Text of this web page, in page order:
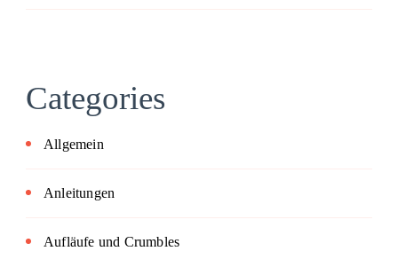
Categories
Allgemein
Anleitungen
Aufläufe und Crumbles